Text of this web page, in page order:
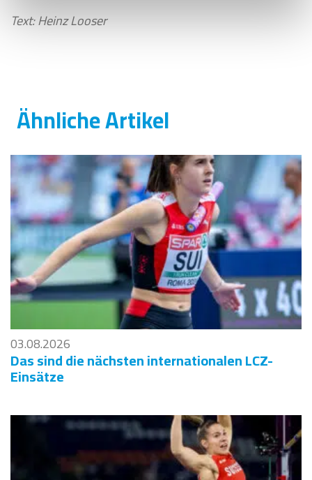
Text: Heinz Looser
Ähnliche Artikel
03.08.2026
Das sind die nächsten internationalen LCZ-
Einsätze